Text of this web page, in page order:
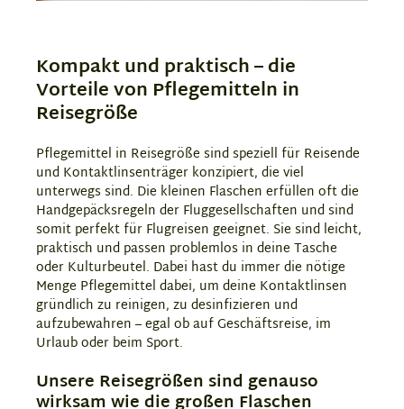
Kompakt und praktisch – die
Vorteile von Pflegemitteln in
Reisegröße
Pflegemittel in Reisegröße sind speziell für Reisende
und Kontaktlinsenträger konzipiert, die viel
unterwegs sind. Die kleinen Flaschen erfüllen oft die
Handgepäcksregeln der Fluggesellschaften und sind
somit perfekt für Flugreisen geeignet. Sie sind leicht,
praktisch und passen problemlos in deine Tasche
oder Kulturbeutel. Dabei hast du immer die nötige
Menge Pflegemittel dabei, um deine Kontaktlinsen
gründlich zu reinigen, zu desinfizieren und
aufzubewahren – egal ob auf Geschäftsreise, im
Urlaub oder beim Sport.
Unsere Reisegrößen sind genauso